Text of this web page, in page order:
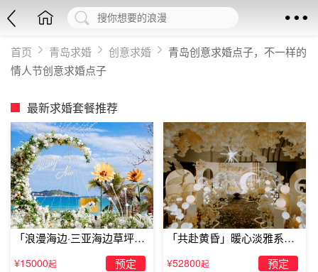
首页 青岛求婚 创意求婚
青岛创意求婚点子，不一样的
情人节创意求婚点子
最新求婚套餐推荐
「浪漫海边·三亚海边草坪浪
漫求婚」
¥15000起 预定
「共赴黄昏」暖心淡雅系求
婚仪式
¥52800起 预定